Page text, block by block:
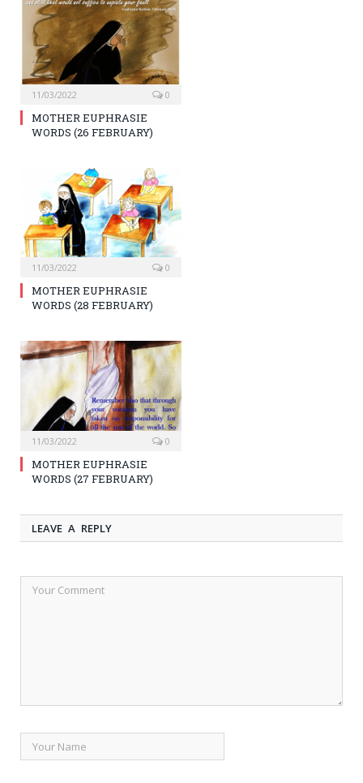
11/03/2022 0
MOTHER EUPHRASIE
WORDS (26 FEBRUARY)
11/03/2022 0
MOTHER EUPHRASIE
WORDS (28 FEBRUARY)
11/03/2022 0
MOTHER EUPHRASIE
WORDS (27 FEBRUARY)
LEAVE A REPLY